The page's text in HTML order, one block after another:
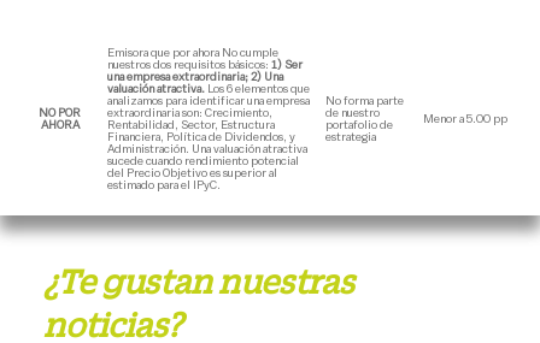
NO POR
AHORA
Emisora que por ahora No cumple
nuestros dos requisitos básicos: 1) Ser
una empresa extraordinaria; 2) Una
valuación atractiva. Los 6 elementos que
analizamos para identificar una empresa
extraordinaria son: Crecimiento,
Rentabilidad, Sector, Estructura
Financiera, Política de Dividendos, y
Administración. Una valuación atractiva
sucede cuando rendimiento potencial
del Precio Objetivo es superior al
estimado para el IPyC.
No forma parte
de nuestro
portafolio de
estrategia
Menor a 5.00 pp
¿Te gustan nuestras
noticias?